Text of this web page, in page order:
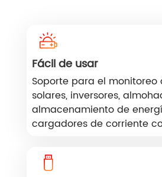
Fácil de usar
Soporte para el monitoreo
solares, inversores,
almacenamiento de
cargadores de corriente